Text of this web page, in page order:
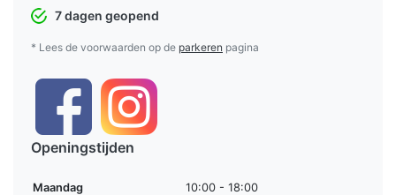
7 dagen geopend
* Lees de voorwaarden op de parkeren pagina
Openingstijden
Maandag
10:00 - 18:00